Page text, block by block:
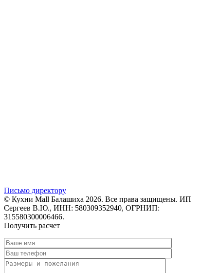
Письмо директору
© Кухни Mall Балашиха 2026. Все права защищены. ИП
Сергеев В.Ю., ИНН: 580309352940, ОГРНИП:
315580300006466.
Получить расчет